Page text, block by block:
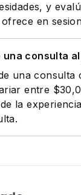
y
en
una consulta
una consulta
entre
la